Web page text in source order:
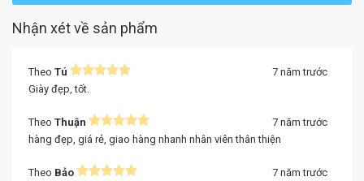
Nhận xét về sản phẩm
Theo Tú
7 năm trước
Giày đẹp, tốt.
Theo Thuận
7 năm trước
hàng đẹp, giá rẻ, giao hàng nhanh nhân viên thân thiện
Theo Bảo
7 năm trước